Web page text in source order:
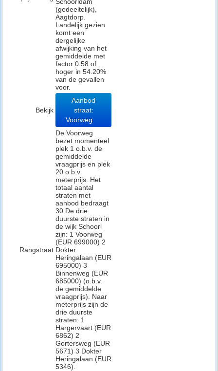
(gedeeltelijk),
Aagtdorp.
Landelijk gezien
komt een
dergelijke
afwijking van het
gemiddelde met
factor 0.58 of
hoger in 54.20%
van de gevallen
voor.
Bekijk
Aanbod
straat:
Voorweg
Rangstraat
De Voorweg
bezet momenteel
plek 1 o.b.v. de
gemiddelde
vraagprijs en plek
20 o.b.v.
meterprijs. Het
totaal aantal
straten met
aanbod bedraagt
30.De drie
duurste straten in
de wijk Schoorl
zijn: 1 Voorweg
(EUR 699000) 2
Dokter
Heringalaan (EUR
695000) 3
Binnenweg (EUR
685000) (o.b.v.
de gemiddelde
vraagprijs). Naar
meterprijs zijn de
drie duurste
straten: 1
Hargervaart (EUR
6862) 2
Gortersweg (EUR
5671) 3 Dokter
Heringalaan (EUR
5346).